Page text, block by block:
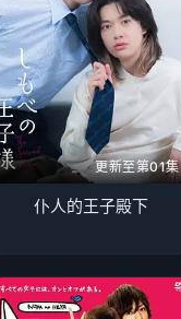
更新至第01集
仆人的王子殿下